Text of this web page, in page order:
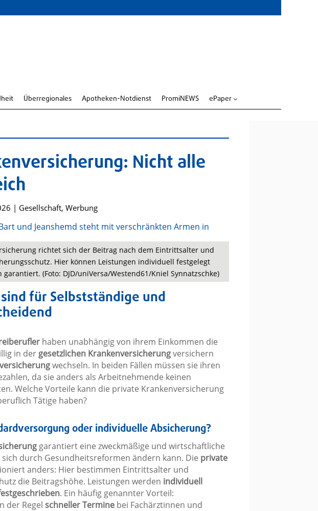
Überregionales Apotheken-Notdienst PromiNEWS ePaper 3
Nicht alle
| Gesellschaft,Werbung
richtet sich der Beitrag nach dem Eintrittsalter und
Hier können Leistungen individuell festgelegt
(Foto: DJD/uniVersa/Westend61/Kniel Synnatzschke)
für Selbstständige und
haben unabhängig von ihrem Einkommen die
in der gesetzlichen Krankenversicherungversichern
wechseln. In beiden Fällen müssen sie ihren
da sie anders als Arbeitnehmende keinen
Welche Vorteile kann die private Krankenversicherung
Tätige haben?
oder individuelle Absicherung?
garantiert eine zweckmäßige und wirtschaftliche
durch Gesundheitsreformen ändern kann. Die private
anders: Hier bestimmen Eintrittsalter und
die Beitragshöhe. Leistungen werden individuell
. Ein häufig genannter Vorteil:
der Regel schneller Termine bei Fachärztinnen und